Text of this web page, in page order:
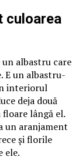
culoarea
albastru care
E un albastru-
interiorul
deja două
lângă el.
un aranjament
și florile
ele.